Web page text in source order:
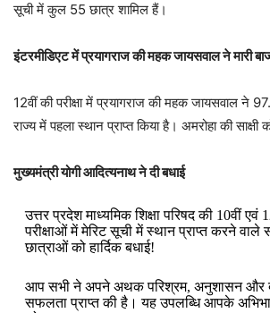
सूची में कुल 55 छात्र शामिल हैं।
इंटरमीडिएट में प्रयागराज की महक जायसवाल ने मारी
12वीं की परीक्षा में प्रयागराज की महक जायसवाल ने
राज्य में पहला स्थान प्राप्त किया है। अमरोहा की साक्षी
मुख्यमंत्री योगी आदित्यनाथ ने दी बधाई
उत्तर प्रदेश माध्यमिक शिक्षा परिषद की 10वीं एवं
परीक्षाओं में मेरिट सूची में स्थान प्राप्त करने वाले
छात्राओं को हार्दिक बधाई!
आप सभी ने अपने अथक परिश्रम, अनुशासन और
सफलता प्राप्त की है। यह उपलब्धि आपके